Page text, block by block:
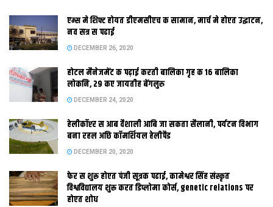
राज्य मंत्रिपरिषद क बैठक मे एहि स संबंधित प्रस्ताव कए मंजूरी द देल गेल।
निर्धारित कार्यक्रम क अनुसार मतदान 20, 24, 27, 30 अप्रैल आओर 3,
6, 9 12, 15 आ 18 मई कए होएत।
एम्स मे शिफ्ट होयत डीएमसीएच क सामान, मार्च मे होएत उद्घाटन,
नव सत्र स पढाई
DECEMBER 26, 2020
होटल मैनेजमेंट क पढ़ाई करती बालिका गृह क 16 बालिका
लोकनि, 29 कए जायतीह बेंगलुरु
DECEMBER 24, 2020
हेलीकॉप्टर स आब वैशाली आबि जा सकता सैलानी, पर्यटन विभाग
बना रहल अछि कॉमर्शियल हेलीपैड
DECEMBER 20, 2020
फेर स शुरू होएत पंजी सूत्रक पढाई, कामेश्वर सिंह संस्कृत
विश्वविद्यालय शुरू करत डिप्लोमा कोर्स, genetic relations पर
होएत शोध